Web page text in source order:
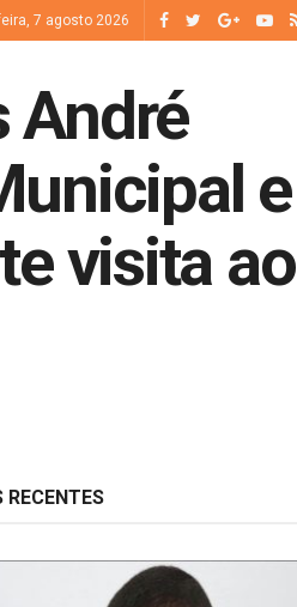
7 agosto 2026
André
e
visita ao
RECENTES